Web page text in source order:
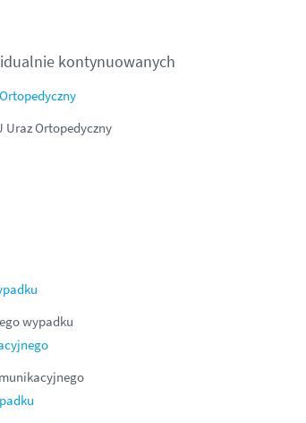
kontynuowanych
Uraz Ortopedyczny
wypadku